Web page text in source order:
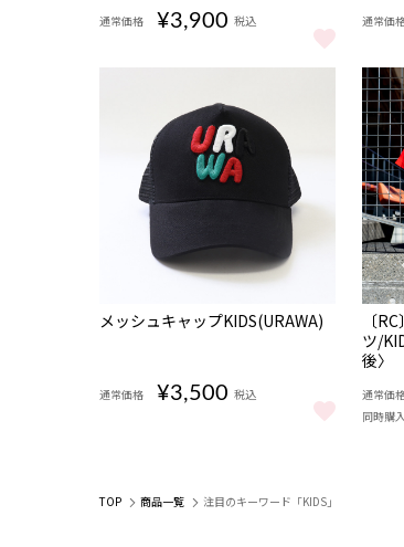
通常価格 ¥3,900 税込
URAWA REDS スターターキット をもっと見
通常価
完売
メッシュキャップKIDS(URAWA)
通常価格 ¥3,500 税込
メッシュキャップKIDS(URAWA) をもっと
受注
商品
〔
ツ/
後〉
通常価
同時購
TOP 商品一覧 注目のキーワード「KIDS」